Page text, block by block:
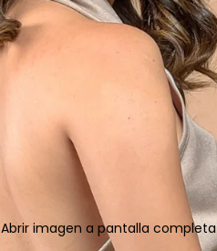
Abrir imagen a pantalla completa